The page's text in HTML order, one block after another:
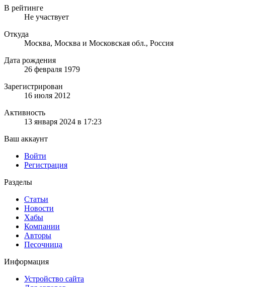
В рейтинге
Не участвует
Откуда
Москва, Москва и Московская обл., Россия
Дата рождения
26 февраля 1979
Зарегистрирован
16 июля 2012
Активность
13 января 2024 в 17:23
Ваш аккаунт
Войти
Регистрация
Разделы
Статьи
Новости
Хабы
Компании
Авторы
Песочница
Информация
Устройство сайта